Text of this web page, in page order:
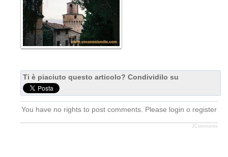
Ti è piaciuto questo articolo? Condividilo su
You have no rights to post comments. Please login o register
JComments